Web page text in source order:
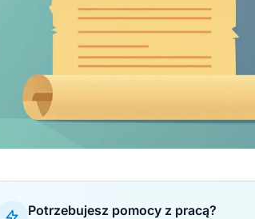
Potrzebujesz pomocy z pracą?